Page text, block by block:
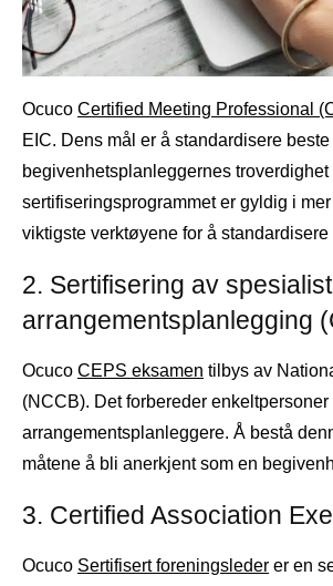
Ocuco Certified Meeting Professional
EIC. Dens mål er å standardisere
begivenhetsplanleggernes
sertifiseringsprogrammet er gyldig i
viktigste verktøyene for å
2. Sertifisering av
arrangementsplanlegging
Ocuco CEPS eksamen tilbys av
(NCCB). Det forbereder
arrangementsplanleggere. Å bestå
måtene å bli anerkjent som en
3. Certified Association
Ocuco Sertifisert foreningsleder er en